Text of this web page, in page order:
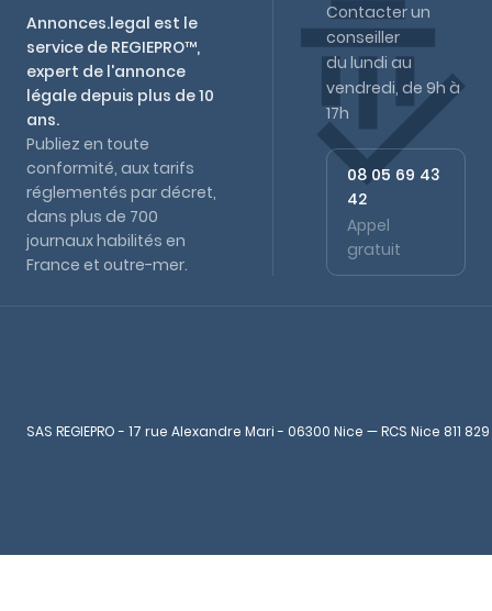
Annonces.legal est le
service de REGIEPRO™,
expert de l'annonce
légale depuis plus de 10
ans.
Publiez en toute
conformité, aux tarifs
réglementés par décret,
dans plus de 700
journaux habilités en
France et outre-mer.
Contacter un
conseiller
du lundi au
vendredi, de 9h à
17h
08 05 69 43
42
Appel
gratuit
SAS REGIEPRO - 17 rue Alexandre Mari - 06300 Nice — RCS Nice 811